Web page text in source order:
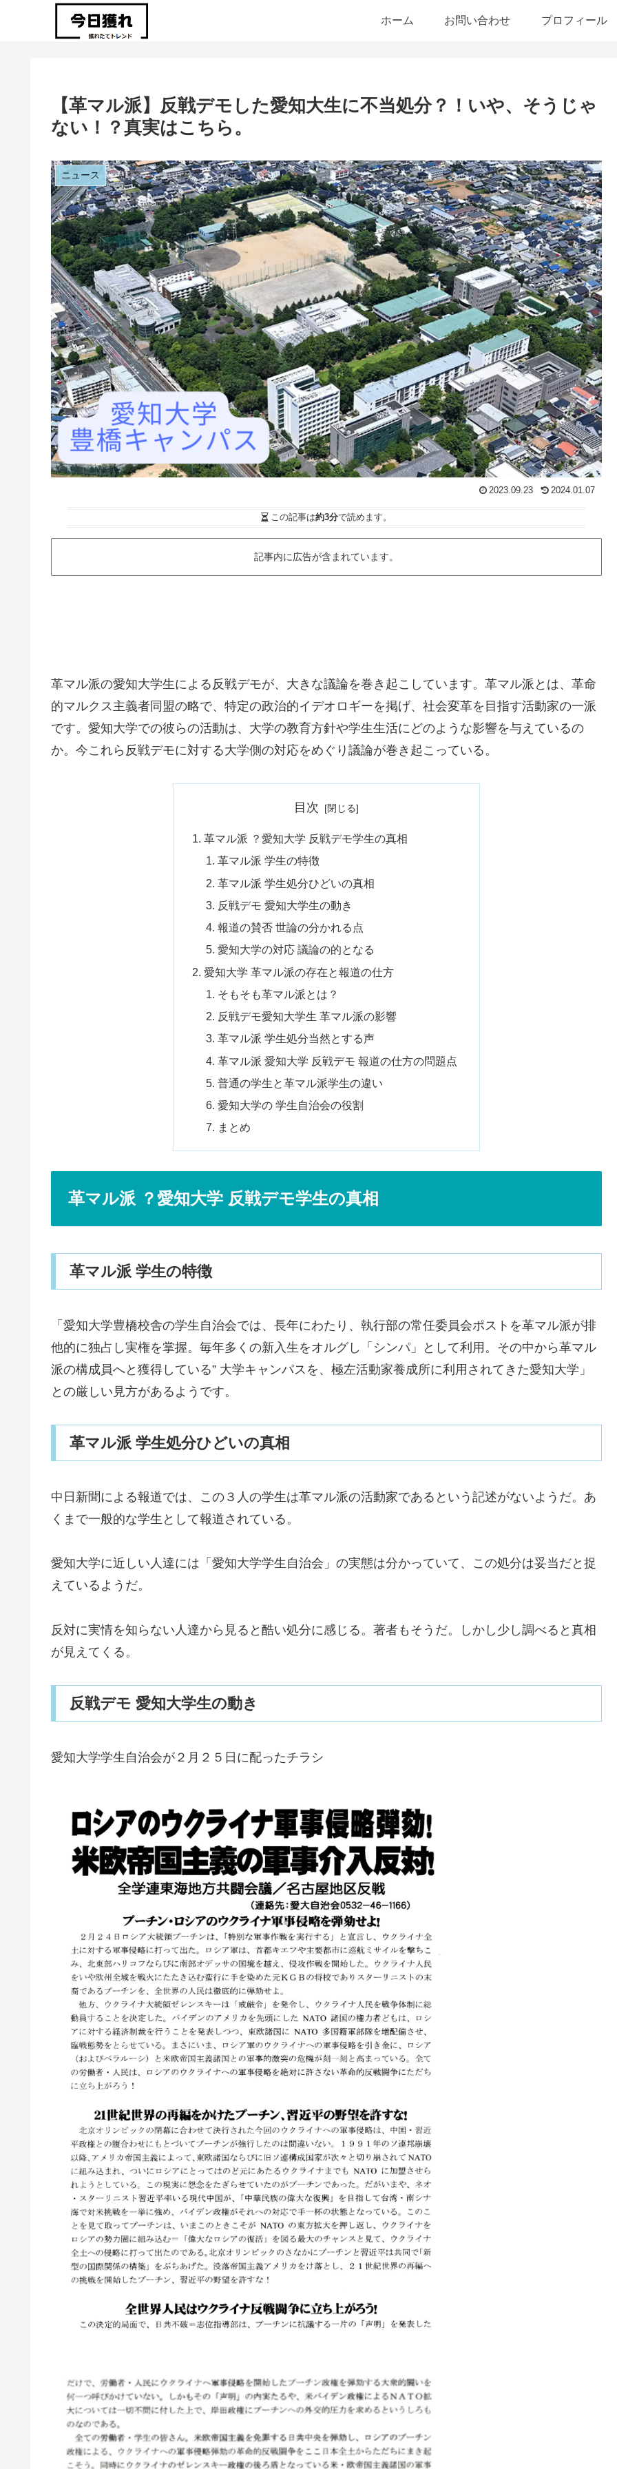
ホーム お問い合わせ プロフィール
【革マル派】反戦デモした愛知大生に不当処分？！いや、そうじゃ
ない！？真実はこちら。
ニュース
2023.09.23 2024.01.07
この記事は約3分で読めます。
記事内に広告が含まれています。
革マル派の愛知大学生による反戦デモが、大きな議論を巻き起こしています。革マル派とは、革命
的マルクス主義者同盟の略で、特定の政治的イデオロギーを掲げ、社会変革を目指す活動家の一派
です。愛知大学での彼らの活動は、大学の教育方針や学生生活にどのような影響を与えているの
か。今これら反戦デモに対する大学側の対応をめぐり議論が巻き起こっている。
目次
革マル派 ？愛知大学 反戦デモ学生の真相
革マル派 学生の特徴
革マル派 学生処分ひどいの真相
反戦デモ 愛知大学生の動き
報道の賛否 世論の分かれる点
愛知大学の対応 議論の的となる
愛知大学 革マル派の存在と報道の仕方
そもそも革マル派とは？
反戦デモ愛知大学生 革マル派の影響
革マル派 学生処分当然とする声
革マル派 愛知大学 反戦デモ 報道の仕方の問題点
普通の学生と革マル派学生の違い
愛知大学の 学生自治会の役割
まとめ
革マル派 ？愛知大学 反戦デモ学生の真相
革マル派 学生の特徴
「愛知大学豊橋校舎の学生自治会では、長年にわたり、執行部の常任委員会ポストを革マル派が排
他的に独占し実権を掌握。毎年多くの新入生をオルグし「シンパ」として利用。その中から革マル
派の構成員へと獲得している” 大学キャンパスを、極左活動家養成所に利用されてきた愛知大学」
との厳しい見方があるようです。
革マル派 学生処分ひどいの真相
中日新聞による報道では、この３人の学生は革マル派の活動家であるという記述がないようだ。あ
くまで一般的な学生として報道されている。
愛知大学に近しい人達には「愛知大学学生自治会」の実態は分かっていて、この処分は妥当だと捉
えているようだ。
反対に実情を知らない人達から見ると酷い処分に感じる。著者もそうだ。しかし少し調べると真相
が見えてくる。
反戦デモ 愛知大学生の動き
愛知大学学生自治会が２月２５日に配ったチラシ